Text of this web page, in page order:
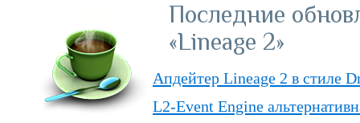
Последние
«Lineage 2»
Апдейтер Lineage 2 в стиле
L2-Event Engine